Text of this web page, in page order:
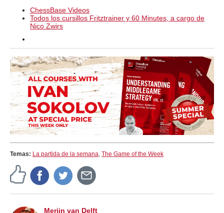
ChessBase Videos
Todos los cursillos Fritztrainer y 60 Minutes, a cargo de
Nico Zwirs
Temas: La partida de la semana, The Game of the Week
Merijn van Delft